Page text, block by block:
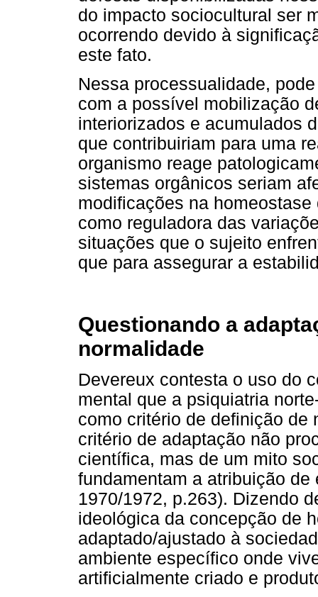
do impacto sociocultural ser
ocorrendo devido à
este fato.
Nessa processualidade,
com a possível mobilização
interiorizados e acumulados
que contribuiriam para uma
organismo reage
sistemas orgânicos seriam
modificações na
como reguladora das
situações que o sujeito
que para assegurar a
Questionando a
normalidade
Devereux contesta o uso do
mental que a psiquiatria
como critério de definição de
critério de adaptação não
científica, mas de um mito
fundamentam a atribuição
1970/1972, p.263). Dizendo
ideológica da concepção de
adaptado/ajustado à
ambiente específico onde
artificialmente criado e